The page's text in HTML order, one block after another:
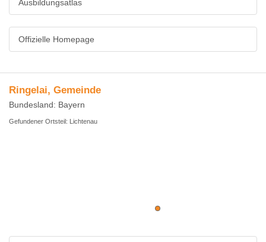
Ausbildungsatlas
Offizielle Homepage
Ringelai, Gemeinde
Bundesland: Bayern
Gefundener Ortsteil: Lichtenau